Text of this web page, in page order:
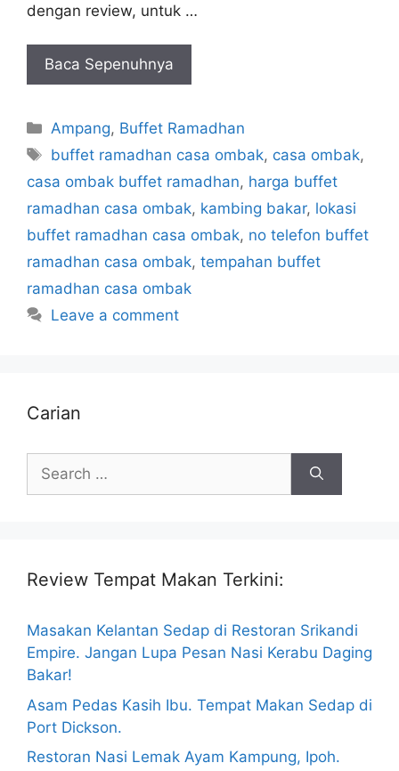
dengan review, untuk …
Baca Sepenuhnya
Categories
Ampang, Buffet Ramadhan
Tags
buffet ramadhan casa ombak, casa ombak,
casa ombak buffet ramadhan, harga buffet
ramadhan casa ombak, kambing bakar, lokasi
buffet ramadhan casa ombak, no telefon buffet
ramadhan casa ombak, tempahan buffet
ramadhan casa ombak
Leave a comment
Carian
Search
for:
Review Tempat Makan Terkini:
Masakan Kelantan Sedap di Restoran Srikandi
Empire. Jangan Lupa Pesan Nasi Kerabu Daging
Bakar!
Asam Pedas Kasih Ibu. Tempat Makan Sedap di
Port Dickson.
Restoran Nasi Lemak Ayam Kampung, Ipoh.